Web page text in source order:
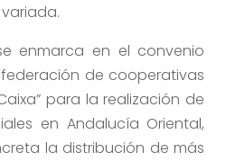
enmarca en el convenio
de cooperativas
para la realización de
en Andalucía Oriental,
la distribución de más